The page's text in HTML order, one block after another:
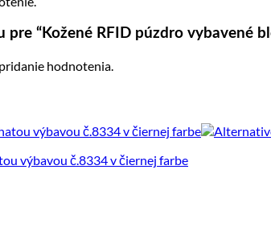
pre “Kožené RFID púzdro vybavené
hodnotenia.
výbavou č.8334 v čiernej farbe